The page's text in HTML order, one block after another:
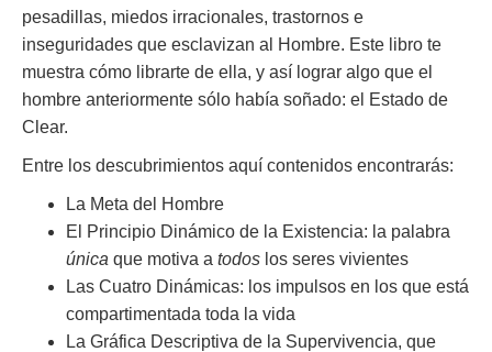
pesadillas, miedos irracionales, trastornos e
inseguridades que esclavizan al Hombre. Este libro te
muestra cómo librarte de ella, y así lograr algo que el
hombre anteriormente sólo había soñado: el Estado de
Clear.
Entre los descubrimientos aquí contenidos encontrarás:
La Meta del Hombre
El Principio Dinámico de la Existencia: la palabra
única que motiva a todos los seres vivientes
Las Cuatro Dinámicas: los impulsos en los que está
compartimentada toda la vida
La Gráfica Descriptiva de la Supervivencia, que